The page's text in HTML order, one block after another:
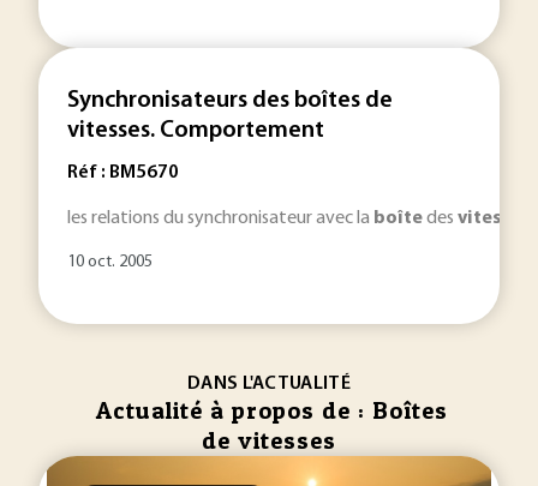
Synchronisateurs des boîtes de
vitesses. Comportement
Réf : BM5670
les relations du synchronisateur avec la boîtedes vitesses
10 oct. 2005
DANS L'ACTUALITÉ
Actualité à propos de : Boîtes
de vitesses